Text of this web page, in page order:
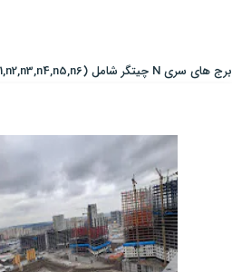
برج های سری N چیتگر شامل (n1,n2,n3,n4,n5,n6)